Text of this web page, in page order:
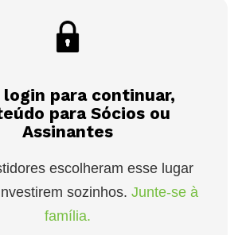
login para continuar,
para Sócios ou
Assinantes
escolheram esse lugar
sozinhos. Junte-se à
família.